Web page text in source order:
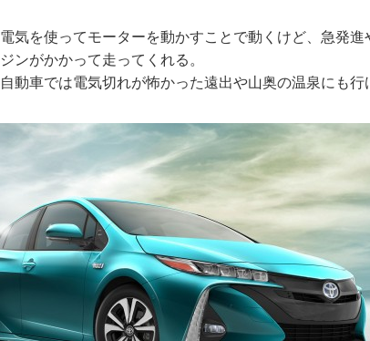
気を使ってモーターを動かすことで動くけど、急発進
ンがかかって走ってくれる。
動車では電気切れが怖かった遠出や山奥の温泉にも行